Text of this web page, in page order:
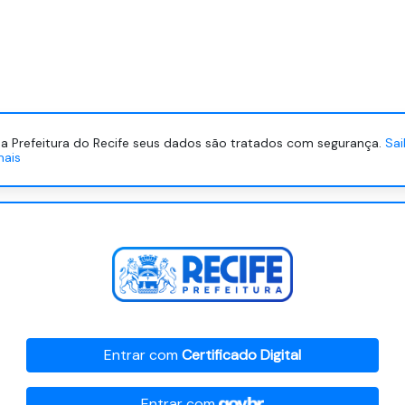
Prefeitura do Recife seus dados são tratados com segurança.
Entrar comCertificado Digital